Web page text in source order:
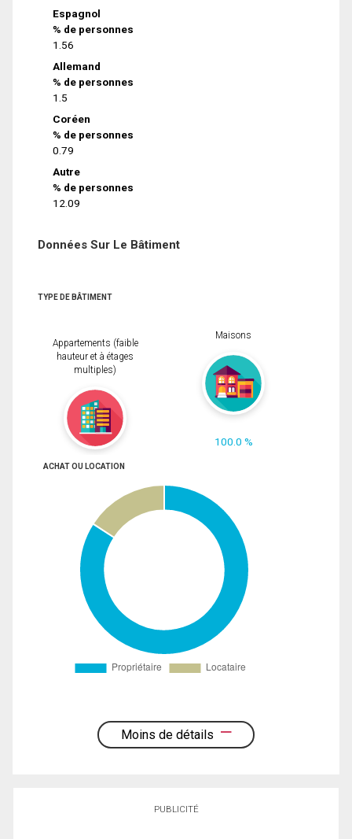
Espagnol
% de personnes
1.56
Allemand
% de personnes
1.5
Coréen
% de personnes
0.79
Autre
% de personnes
12.09
Données Sur Le Bâtiment
TYPE DE BÂTIMENT
Appartements (faible
hauteur et à étages
multiples)
Maisons
100.0 %
ACHAT OU LOCATION
Moins de détails
PUBLICITÉ